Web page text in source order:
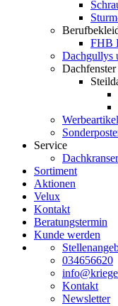
FHB
Dachgullys
Werbeartikel
Service
Sortiment
Aktionen
Velux
Kontakt
Beratungstermin
Kunde werden
034656620
Kontakt
Newsletter